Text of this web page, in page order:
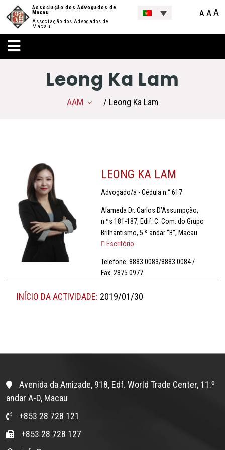
Associação dos Advogados de
Macau
Associação dos Advogados de
Macau
A AA
Leong Ka Lam
AAM / Leong Ka Lam
LEONG KA LAM
Advogado/a - Cédula n.° 617
Alameda Dr. Carlos D’Assumpção,
n.ºs 181-187, Edif. C. Com. do Grupo
Brilhantismo, 5.º andar “B”, Macau
Escritório
Telefone: 8883 0083/8883 0084 /
Fax: 2875 0977
INÍCIO DA ACTIVIDADE: 2019/01/30
Avenida da Amizade, 918, Edf. World Trade Center, 11.º
andar A-D, Macau
+853 28 728 121
+853 28 728 127